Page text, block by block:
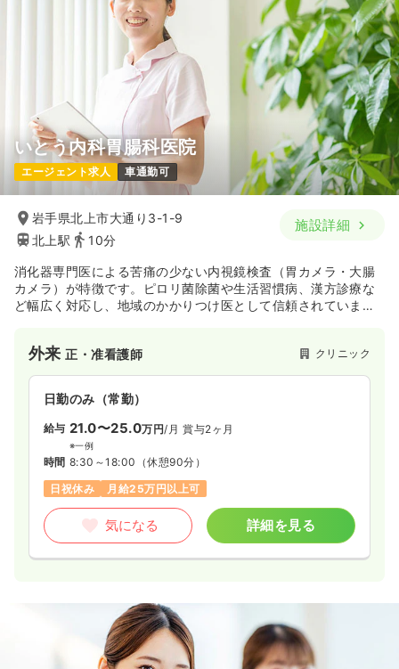
いとう内科胃腸科医院
エージェント求人 車通勤可
岩手県北上市大通り3-1-9
北上駅
10分
施設詳細
消化器専門医による苦痛の少ない内視鏡検査（胃カメラ・大腸
カメラ）が特徴です。ピロリ菌除菌や生活習慣病、漢方診療な
ど幅広く対応し、地域のかかりつけ医として信頼されていま
外来正・准看護師 クリニック
日勤のみ（常勤）
給与 21.0〜25.0万円/月 賞与2ヶ月
※一例
時間 8:30～18:00 （休憩90分）
日祝休み
月給25万円以上可
気になる 詳細を見る